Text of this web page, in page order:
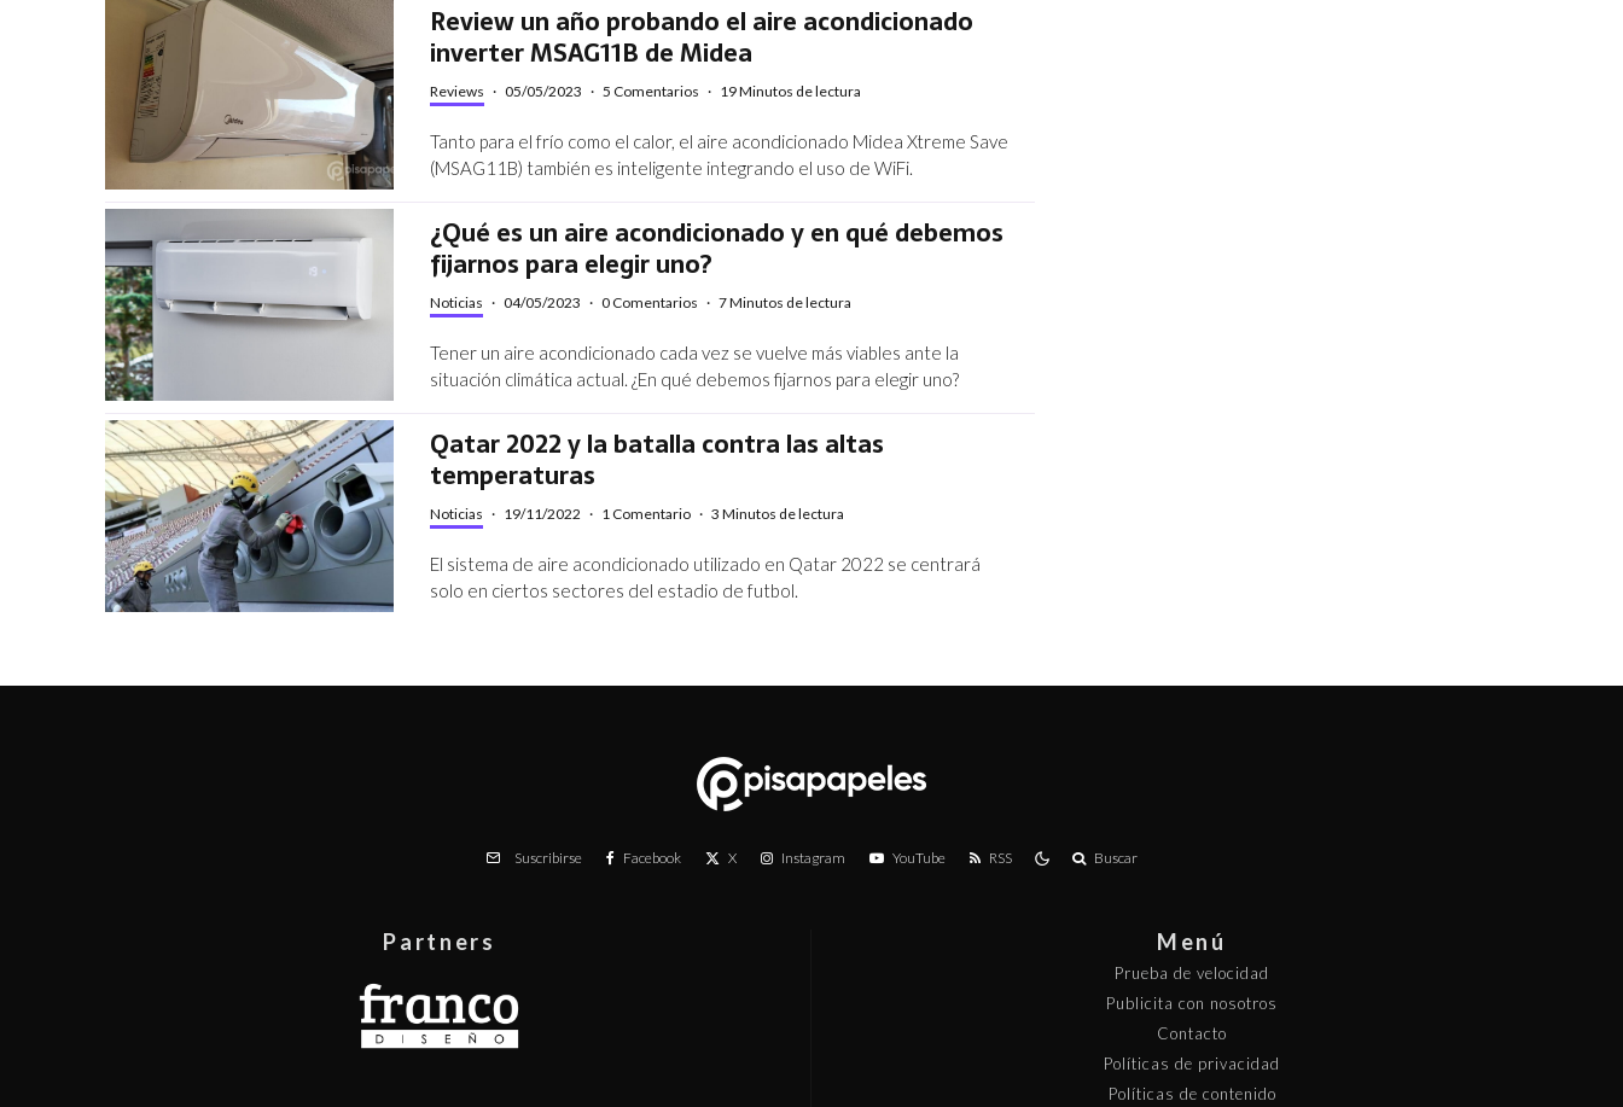
Review un año probando el aire acondicionado
inverter MSAG11B de Midea
Reviews · 05/05/2023 · 5 Comentarios · 19 Minutos de lectura
Tanto para el frío como el calor, el aire acondicionado Midea Xtreme Save
(MSAG11B) también es inteligente integrando el uso de WiFi.
¿Qué es un aire acondicionado y en qué debemos
fijarnos para elegir uno?
Noticias · 04/05/2023 · 0 Comentarios · 7 Minutos de lectura
Tener un aire acondicionado cada vez se vuelve más viables ante la
situación climática actual. ¿En qué debemos fijarnos para elegir uno?
Qatar 2022 y la batalla contra las altas
temperaturas
Noticias · 19/11/2022 · 1 Comentario · 3 Minutos de lectura
El sistema de aire acondicionado utilizado en Qatar 2022 se centrará
solo en ciertos sectores del estadio de futbol.
Suscribirse Facebook X Instagram YouTube RSS Buscar
Partners Menú
Prueba de velocidad
Publicita con nosotros
Contacto
Políticas de privacidad
Políticas de contenido